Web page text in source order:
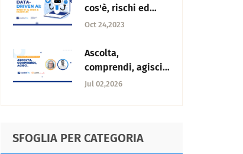
cos'è, rischi ed
esempi
Oct 24,2023
Ascolta,
comprendi, agisci:
la Customer
secondo Mirko
Jul 02,2026
SFOGLIA PER CATEGORIA